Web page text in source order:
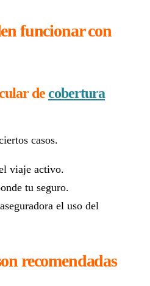
funcionar con
decobertura
casos.
viaje activo.
tu seguro.
el uso del
recomendadas